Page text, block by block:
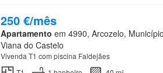
250 €/mês
Apartamento em 4990, Arcozelo,
Viana do Castelo
Vivenda T1 com piscina Faldejães